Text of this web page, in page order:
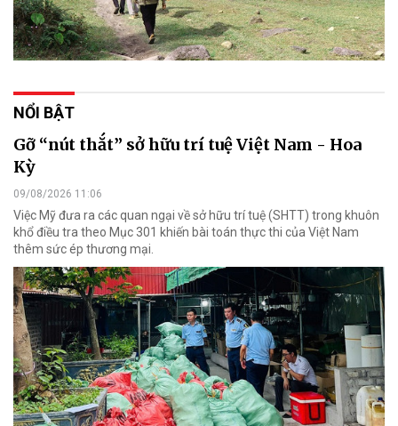
NỔI BẬT
Gỡ “nút thắt” sở hữu trí tuệ Việt Nam - Hoa
Kỳ
09/08/2026 11:06
Việc Mỹ đưa ra các quan ngại về sở hữu trí tuệ (SHTT) trong khuôn
khổ điều tra theo Mục 301 khiến bài toán thực thi của Việt Nam
thêm sức ép thương mại.